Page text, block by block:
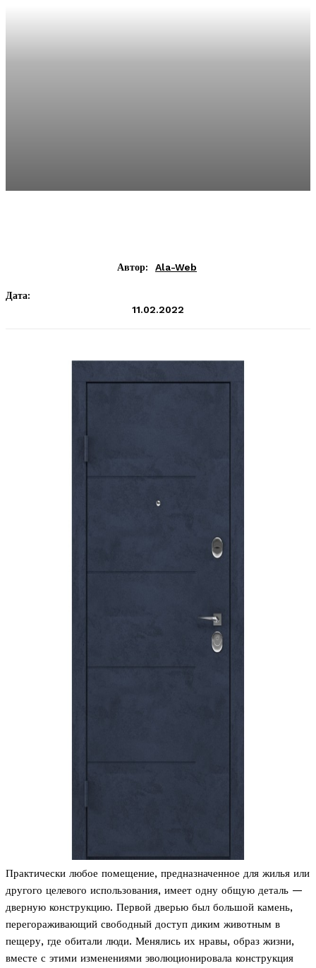
Автор: Ala-Web
Дата:
11.02.2022
Практически любое помещение, предназначенное для жилья или
другого целевого использования, имеет одну общую деталь —
дверную конструкцию. Первой дверью был большой камень,
перегораживающий свободный доступ диким животным в
пещеру, где обитали люди. Менялись их нравы, образ жизни,
вместе с этими изменениями эволюционировала конструкция